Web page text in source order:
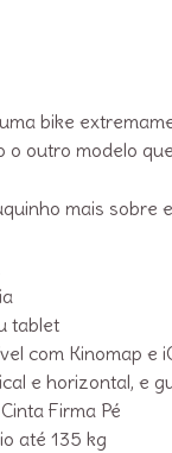
bike
o outro modelo
mais sobre
tablet
com Kinomap e
e horizontal, e
Firma Pé
até 135 kg